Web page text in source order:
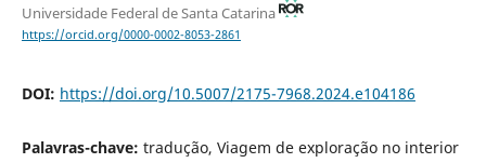
Universidade Federal de Santa Catarina
https://orcid.org/0000-0002-8053-2861
DOI: https://doi.org/10.5007/2175-7968.2024.e104186
Palavras-chave: tradução, Viagem de exploração no interior